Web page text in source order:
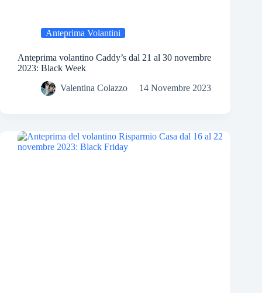
Anteprima Volantini
Anteprima volantino Caddy’s dal 21 al 30 novembre
2023: Black Week
Valentina Colazzo 14 Novembre 2023